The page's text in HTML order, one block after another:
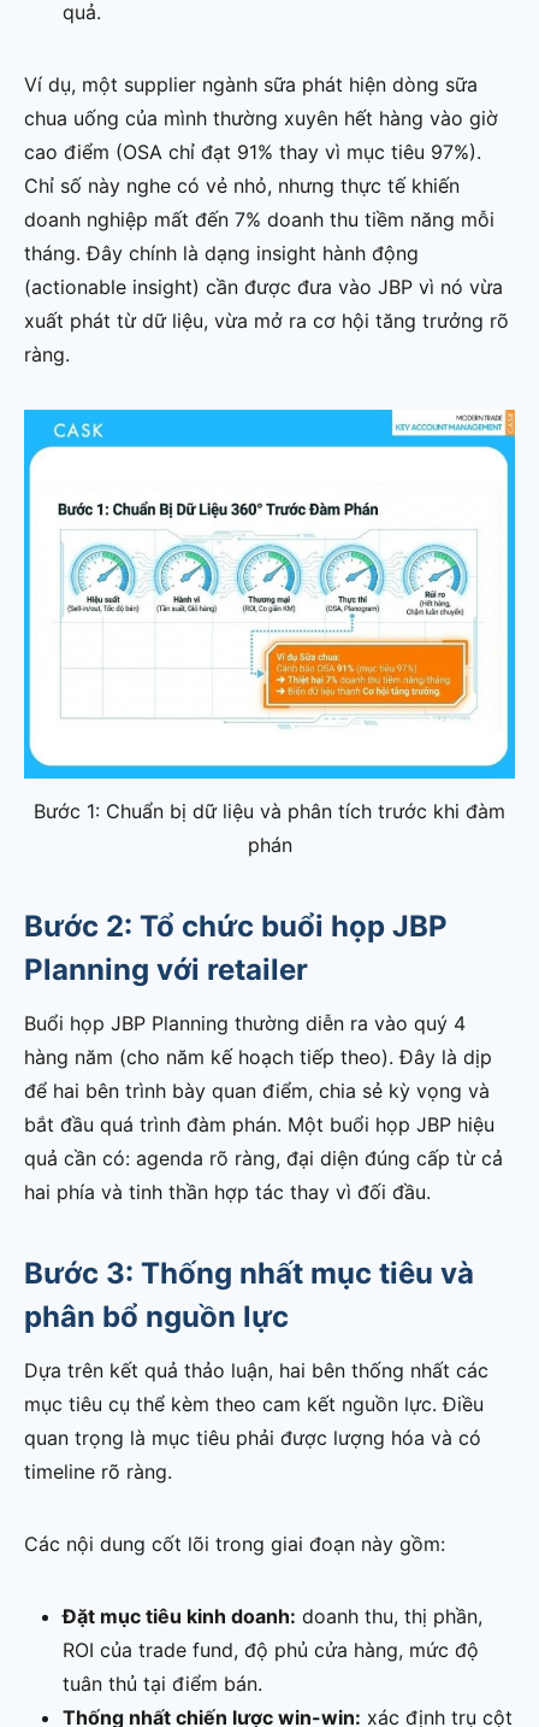
quả.
Ví dụ, một supplier ngành sữa phát hiện dòng sữa
chua uống của mình thường xuyên hết hàng vào giờ
cao điểm (OSA chỉ đạt 91% thay vì mục tiêu 97%).
Chỉ số này nghe có vẻ nhỏ, nhưng thực tế khiến
doanh nghiệp mất đến 7% doanh thu tiềm năng mỗi
tháng. Đây chính là dạng insight hành động
(actionable insight) cần được đưa vào JBP vì nó vừa
xuất phát từ dữ liệu, vừa mở ra cơ hội tăng trưởng rõ
ràng.
Bước 1: Chuẩn bị dữ liệu và phân tích trước khi đàm
phán
Bước 2: Tổ chức buổi họp JBP
Planning với retailer
Buổi họp JBP Planning thường diễn ra vào quý 4
hàng năm (cho năm kế hoạch tiếp theo). Đây là dịp
để hai bên trình bày quan điểm, chia sẻ kỳ vọng và
bắt đầu quá trình đàm phán. Một buổi họp JBP hiệu
quả cần có: agenda rõ ràng, đại diện đúng cấp từ cả
hai phía và tinh thần hợp tác thay vì đối đầu.
Bước 3: Thống nhất mục tiêu và
phân bổ nguồn lực
Dựa trên kết quả thảo luận, hai bên thống nhất các
mục tiêu cụ thể kèm theo cam kết nguồn lực. Điều
quan trọng là mục tiêu phải được lượng hóa và có
timeline rõ ràng.
Các nội dung cốt lõi trong giai đoạn này gồm:
Đặt mục tiêu kinh doanh: doanh thu, thị phần,
ROI của trade fund, độ phủ cửa hàng, mức độ
tuân thủ tại điểm bán.
Thống nhất chiến lược win-win: xác định trụ cột